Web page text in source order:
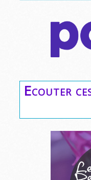
Ecouter